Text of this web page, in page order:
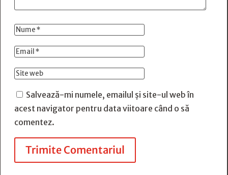
Salvează-mi numele, emailul și site-ul web în
acest navigator pentru data viitoare când o să
comentez.
Trimite Comentariul